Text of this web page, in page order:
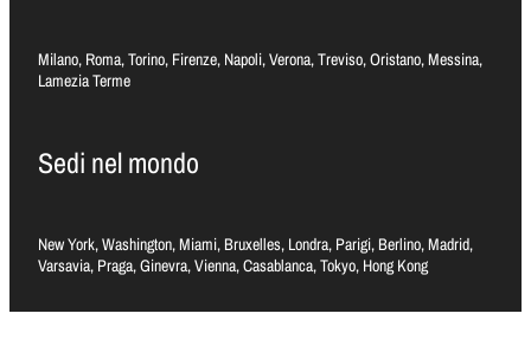
Milano, Roma, Torino, Firenze, Napoli, Verona, Treviso, Oristano, Messina,
Lamezia Terme
Sedi nel mondo
New York, Washington, Miami, Bruxelles, Londra, Parigi, Berlino, Madrid,
Varsavia, Praga, Ginevra, Vienna, Casablanca, Tokyo, Hong Kong